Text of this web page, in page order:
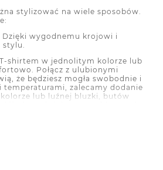
stylizować na wiele sposobów.
Dzięki wygodnemu krojowi i
stylu.
shirtem w jednolitym kolorze lub
Połącz z ulubionymi
że będziesz mogła swobodnie i
temperaturami, zalecamy dodanie
lub luźnej bluzki, butów